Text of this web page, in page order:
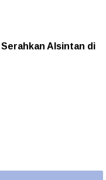
Alsintan di